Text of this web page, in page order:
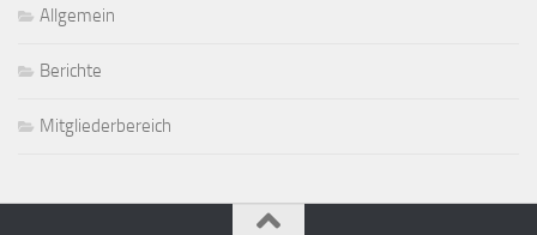
Allgemein
Berichte
Mitgliederbereich